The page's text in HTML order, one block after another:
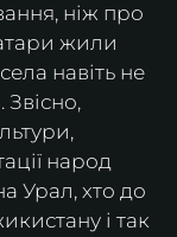
ніж про
жили
навіть не
народ
Урал, хто до
і так